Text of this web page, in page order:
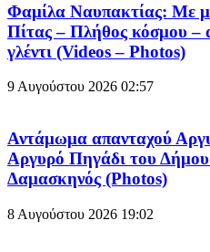
Φαμίλα Ναυπακτίας: Με
Πίτας – Πλήθος κόσμου –
γλέντι (Videos – Photos)
9 Αυγούστου 2026 02:57
Αντάμωμα απανταχού
Αργυρό Πηγάδι του
Δαμασκηνός (Photos)
8 Αυγούστου 2026 19:02